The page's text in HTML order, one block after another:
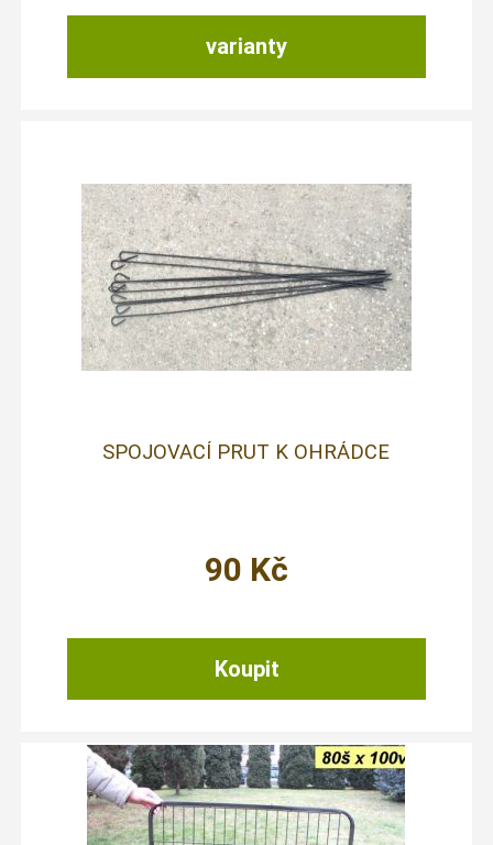
varianty
SPOJOVACÍ PRUT K OHRÁDCE
90 Kč